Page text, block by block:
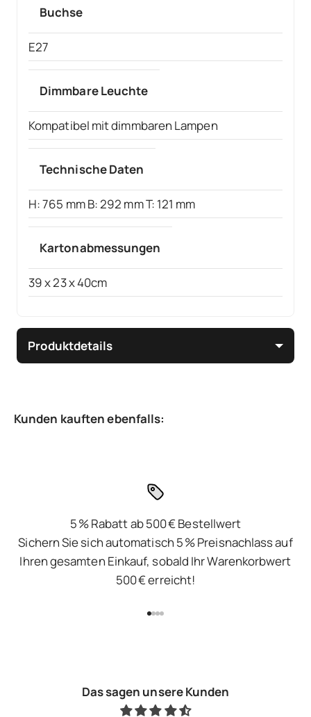
Buchse
E27
Dimmbare Leuchte
Kompatibel mit dimmbaren Lampen
Technische Daten
H: 765 mm B: 292 mm T: 121 mm
Kartonabmessungen
39 x 23 x 40cm
Produktdetails
5 % Rabatt ab 500 € Bestellwert
Sichern Sie sich automatisch 5 % Preisnachlass auf
Ihren gesamten Einkauf, sobald Ihr Warenkorbwert
500 € erreicht!
Das sagen unsere Kunden